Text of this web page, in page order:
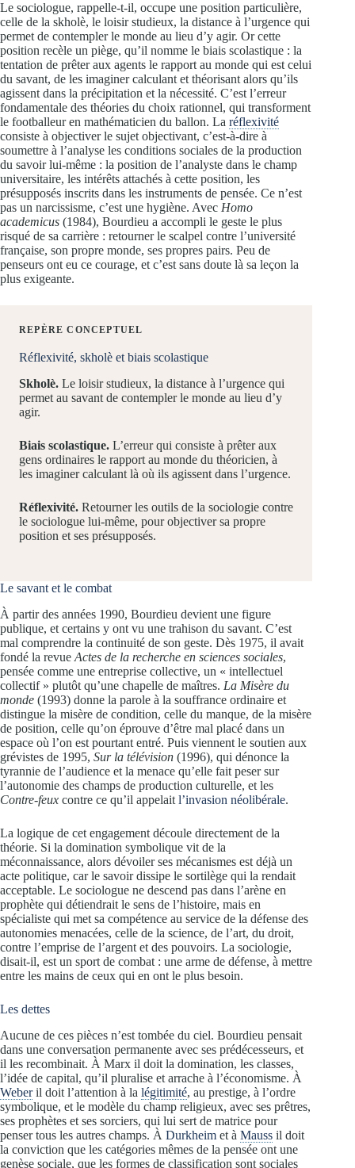
Le sociologue, rappelle-t-il, occupe une position particulière,
celle de la skholè, le loisir studieux, la distance à l’urgence qui
permet de contempler le monde au lieu d’y agir. Or cette
position recèle un piège, qu’il nomme le biais scolastique : la
tentation de prêter aux agents le rapport au monde qui est celui
du savant, de les imaginer calculant et théorisant alors qu’ils
agissent dans la précipitation et la nécessité. C’est l’erreur
fondamentale des théories du choix rationnel, qui transforment
le footballeur en mathématicien du ballon. La réflexivité
consiste à objectiver le sujet objectivant, c’est-à-dire à
soumettre à l’analyse les conditions sociales de la production
du savoir lui-même : la position de l’analyste dans le champ
universitaire, les intérêts attachés à cette position, les
présupposés inscrits dans les instruments de pensée. Ce n’est
pas un narcissisme, c’est une hygiène. Avec Homo
academicus (1984), Bourdieu a accompli le geste le plus
risqué de sa carrière : retourner le scalpel contre l’université
française, son propre monde, ses propres pairs. Peu de
penseurs ont eu ce courage, et c’est sans doute là sa leçon la
plus exigeante.
REPÈRE CONCEPTUEL
Réflexivité, skholè et biais scolastique
Skholè. Le loisir studieux, la distance à l’urgence qui
permet au savant de contempler le monde au lieu d’y
agir.
Biais scolastique. L’erreur qui consiste à prêter aux
gens ordinaires le rapport au monde du théoricien, à
les imaginer calculant là où ils agissent dans l’urgence.
Réflexivité. Retourner les outils de la sociologie contre
le sociologue lui-même, pour objectiver sa propre
position et ses présupposés.
Le savant et le combat
À partir des années 1990, Bourdieu devient une figure
publique, et certains y ont vu une trahison du savant. C’est
mal comprendre la continuité de son geste. Dès 1975, il avait
fondé la revue Actes de la recherche en sciences sociales,
pensée comme une entreprise collective, un « intellectuel
collectif » plutôt qu’une chapelle de maîtres. La Misère du
monde (1993) donne la parole à la souffrance ordinaire et
distingue la misère de condition, celle du manque, de la misère
de position, celle qu’on éprouve d’être mal placé dans un
espace où l’on est pourtant entré. Puis viennent le soutien aux
grévistes de 1995, Sur la télévision (1996), qui dénonce la
tyrannie de l’audience et la menace qu’elle fait peser sur
l’autonomie des champs de production culturelle, et les
Contre-feux contre ce qu’il appelait l’invasion néolibérale.
La logique de cet engagement découle directement de la
théorie. Si la domination symbolique vit de la
méconnaissance, alors dévoiler ses mécanismes est déjà un
acte politique, car le savoir dissipe le sortilège qui la rendait
acceptable. Le sociologue ne descend pas dans l’arène en
prophète qui détiendrait le sens de l’histoire, mais en
spécialiste qui met sa compétence au service de la défense des
autonomies menacées, celle de la science, de l’art, du droit,
contre l’emprise de l’argent et des pouvoirs. La sociologie,
disait-il, est un sport de combat : une arme de défense, à mettre
entre les mains de ceux qui en ont le plus besoin.
Les dettes
Aucune de ces pièces n’est tombée du ciel. Bourdieu pensait
dans une conversation permanente avec ses prédécesseurs, et
il les recombinait. À Marx il doit la domination, les classes,
l’idée de capital, qu’il pluralise et arrache à l’économisme. À
Weberil doit l’attention à la légitimité, au prestige, à l’ordre
symbolique, et le modèle du champ religieux, avec ses prêtres,
ses prophètes et ses sorciers, qui lui sert de matrice pour
penser tous les autres champs. À Durkheim et à Mauss il doit
la conviction que les catégories mêmes de la pensée ont une
genèse sociale, que les formes de classification sont sociales